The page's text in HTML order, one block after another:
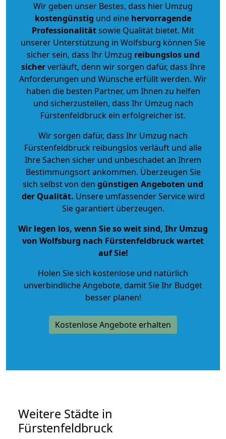
Wir geben unser Bestes, dass hier Umzug
kostengünstig und eine hervorragende
Professionalitätsowie Qualität bietet. Mit
unserer Unterstützung in Wolfsburg können Sie
sicher sein, dass Ihr Umzug reibungslos und
sicherverläuft, denn wir sorgen dafür, dass Ihre
Anforderungen und Wünsche erfüllt werden. Wir
haben die besten Partner, um Ihnen zu helfen
und sicherzustellen, dass Ihr Umzug nach
Fürstenfeldbruck ein erfolgreicher ist.
Wir sorgen dafür, dass Ihr Umzug nach
Fürstenfeldbruck reibungslos verläuft und alle
Ihre Sachen sicher und unbeschadet an Ihrem
Bestimmungsort ankommen. Überzeugen Sie
sich selbst von den günstigen Angeboten und
der Qualität. Unsere umfassender Service wird
Sie garantiert überzeugen.
Wir legen los, wenn Sie so weit sind, Ihr Umzug
von Wolfsburg nach Fürstenfeldbruck wartet
auf Sie!
Holen Sie sich kostenlose und natürlich
unverbindliche Angebote, damit Sie Ihr Budget
besser planen!
Kostenlose Angebote erhalten
Weitere Städte in
Fürstenfeldbruck